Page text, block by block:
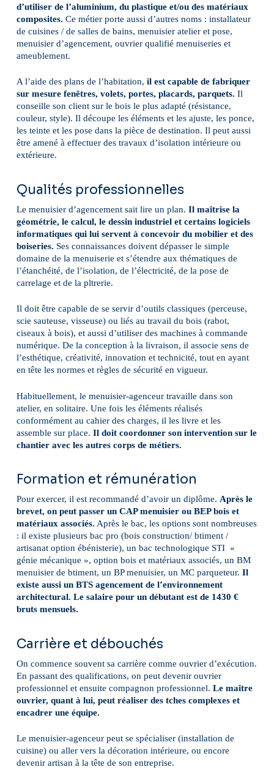
d’utiliser de l’aluminium, du plastique et/ou des matériaux
composites. Ce métier porte aussi d’autres noms : installateur
de cuisines / de salles de bains, menuisier atelier et pose,
menuisier d’agencement, ouvrier qualifié menuiseries et
ameublement.
A l’aide des plans de l’habitation, il est capable de fabriquer
sur mesure fenêtres, volets, portes, placards, parquets. Il
conseille son client sur le bois le plus adapté (résistance,
couleur, style). Il découpe les éléments et les ajuste, les ponce,
les teinte et les pose dans la pièce de destination. Il peut aussi
être amené à effectuer des travaux d’isolation intérieure ou
extérieure.
Qualités professionnelles
Le menuisier d’agencement sait lire un plan. Il maîtrise la
géométrie, le calcul, le dessin industriel et certains logiciels
informatiques qui lui servent à concevoir du mobilier et des
boiseries. Ses connaissances doivent dépasser le simple
domaine de la menuiserie et s’étendre aux thématiques de
l’étanchéité, de l’isolation, de l’électricité, de la pose de
carrelage et de la pltrerie.
Il doit être capable de se servir d’outils classiques (perceuse,
scie sauteuse, visseuse) ou liés au travail du bois (rabot,
ciseaux à bois), et aussi d’utiliser des machines à commande
numérique. De la conception à la livraison, il associe sens de
l’esthétique, créativité, innovation et technicité, tout en ayant
en tête les normes et règles de sécurité en vigueur.
Habituellement, le menuisier-agenceur travaille dans son
atelier, en solitaire. Une fois les éléments réalisés
conformément au cahier des charges, il les livre et les
assemble sur place. Il doit coordonner son intervention sur le
chantier avec les autres corps de métiers.
Formation et rémunération
Pour exercer, il est recommandé d’avoir un diplôme. Après le
brevet, on peut passer un CAP menuisier ou BEP bois et
matériaux associés. Après le bac, les options sont nombreuses
: il existe plusieurs bac pro (bois construction/ btiment /
artisanat option ébénisterie), un bac technologique STI «
génie mécanique », option bois et matériaux associés, un BM
menuisier de btiment, un BP menuisier, un MC parqueteur. Il
existe aussi un BTS agencement de l’environnement
architectural. Le salaire pour un débutant est de 1430 €
bruts mensuels.
Carrière et débouchés
On commence souvent sa carrière comme ouvrier d’exécution.
En passant des qualifications, on peut devenir ouvrier
professionnel et ensuite compagnon professionnel. Le maître
ouvrier, quant à lui, peut réaliser des tches complexes et
encadrer une équipe.
Le menuisier-agenceur peut se spécialiser (installation de
cuisine) ou aller vers la décoration intérieure, ou encore
devenir artisan à la tête de son entreprise.